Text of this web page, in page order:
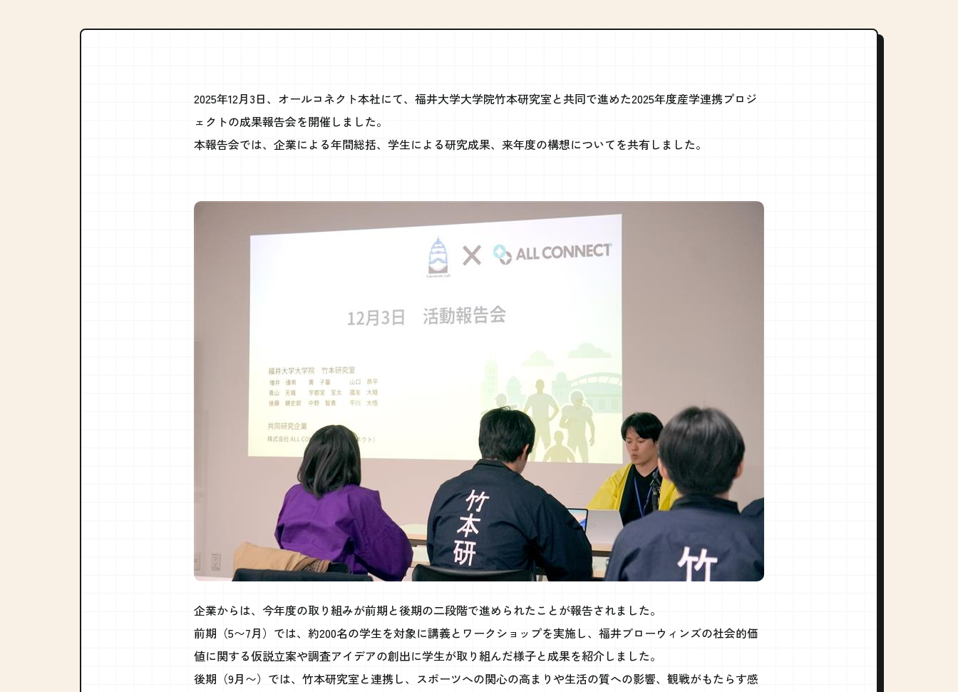
2025年12月3日、オールコネクト本社にて、福井大学大学院竹本研究室と共同で進めた2025年度産学連携プロジ
ェクトの成果報告会を開催しました。
本報告会では、企業による年間総括、学生による研究成果、来年度の構想についてを共有しました。
企業からは、今年度の取り組みが前期と後期の二段階で進められたことが報告されました。
前期（5〜7月）では、約200名の学生を対象に講義とワークショップを実施し、福井ブローウィンズの社会的価
値に関する仮説立案や調査アイデアの創出に学生が取り組んだ様子と成果を紹介しました。
後期（9月〜）では、竹本研究室と連携し、スポーツへの関心の高まりや生活の質への影響、観戦がもたらす感